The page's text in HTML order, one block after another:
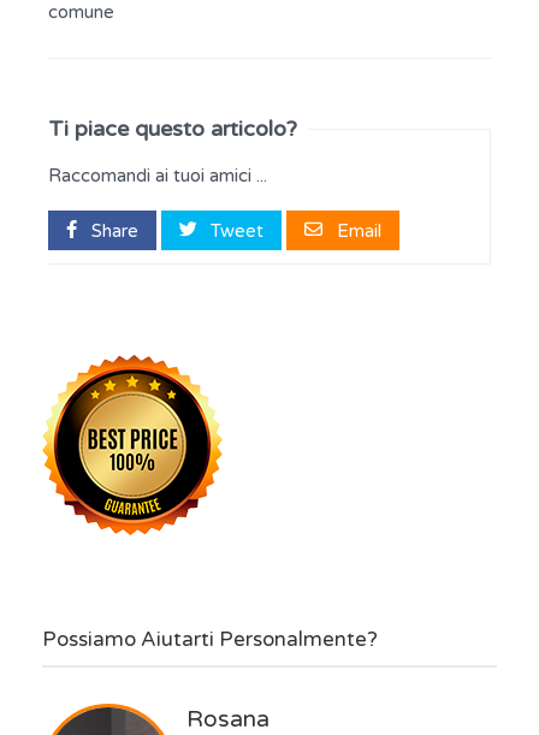
comune
Ti piace questo articolo?
Raccomandi ai tuoi amici ...
Share Tweet Email
Possiamo Aiutarti Personalmente?
Rosana